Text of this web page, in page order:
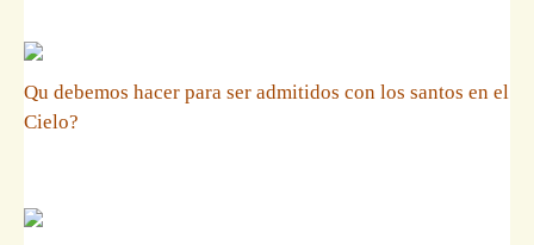
Qu debemos hacer para ser admitidos con los santos en el
Cielo?